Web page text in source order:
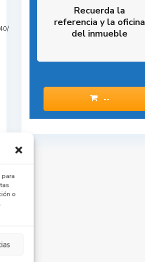
para
o
Recuerda la
referencia y la oficina
del inmueble
--